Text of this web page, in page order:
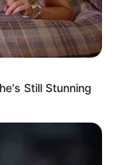
Lowest Car
Still Stunning